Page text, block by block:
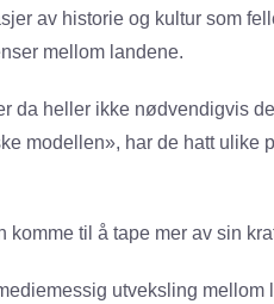
av historie og kultur som
mellom landene.
da heller ikke nødvendigvis
modellen», har de hatt ulike
til å tape mer av sin
utveksling mellom